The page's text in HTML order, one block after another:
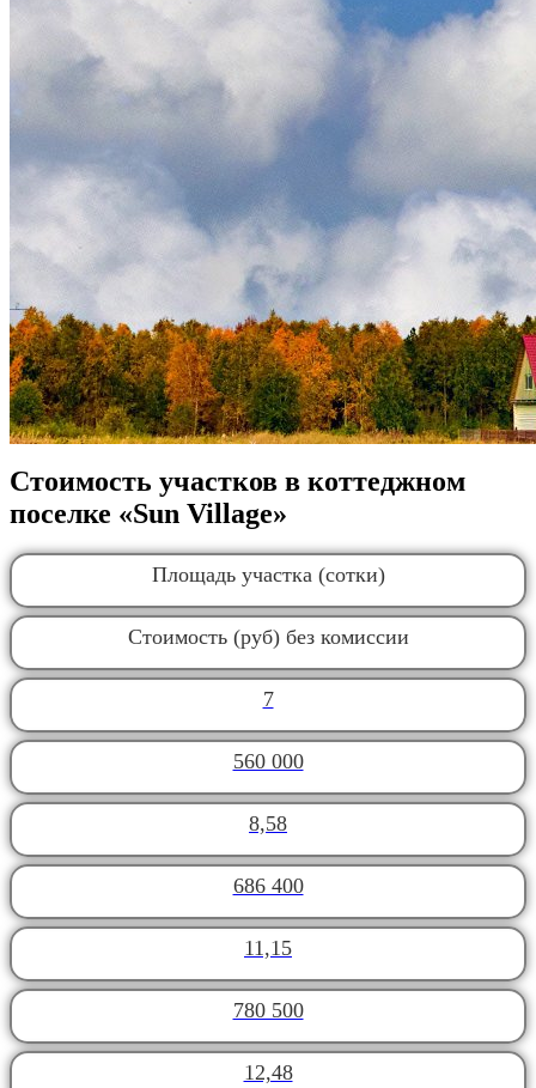
Стоимость участков в коттеджном
поселке «Sun Village»
Площадь участка (сотки)
Стоимость (руб) без комиссии
7
560 000
8,58
686 400
11,15
780 500
12,48